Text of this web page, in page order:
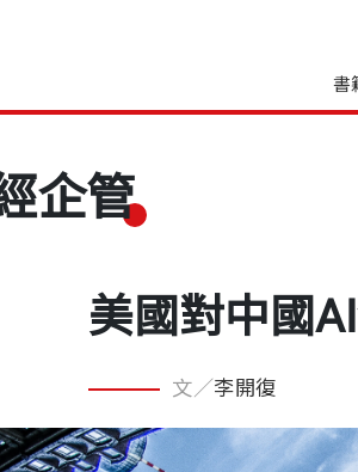
書
企管
美國對中國
文／李開復